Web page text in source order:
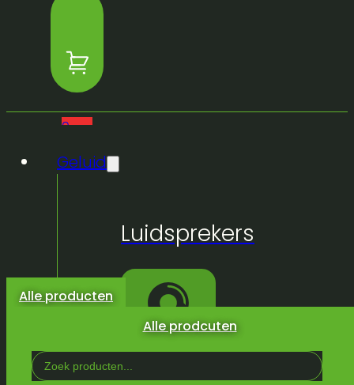
Alle prodcuten
0
producten
winkelwagen.
Geluid
Luidsprekers
Alle producten
Search
...